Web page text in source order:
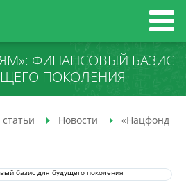
ФИНАНСОВЫЙ БАЗИС
ПОКОЛЕНИЯ
Новости «Нацфонд –